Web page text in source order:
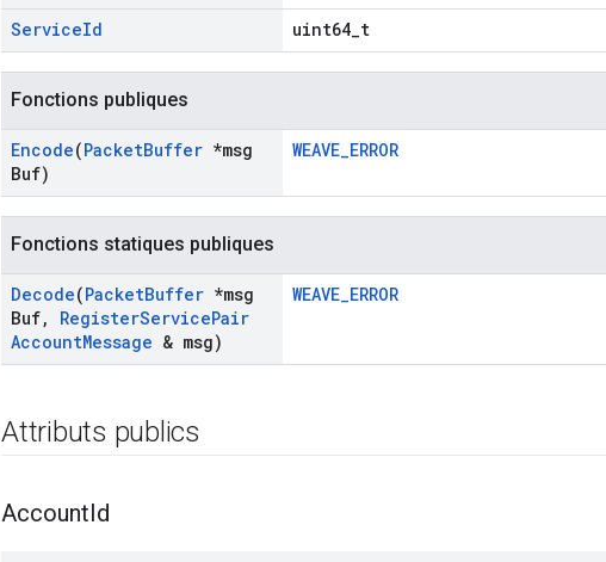
ServiceId uint64_t
Fonctions publiques
Encode(PacketBuffer *msg
Buf)
WEAVE_ERROR
Fonctions statiques publiques
Decode(PacketBuffer *msg
Buf, RegisterServicePair
AccountMessage & msg)
WEAVE_ERROR
Attributs publics
AccountId